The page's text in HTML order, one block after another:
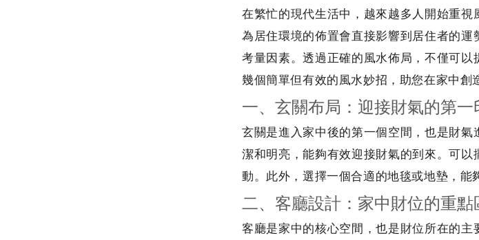
在繁忙的現代生活中，越來越多人開始重
為居住環境的佈置會直接影響到居住者的
考量因素。透過正確的風水佈局，不僅可
幾個簡單但有效的風水妙招，助您在家中創
一、玄關布局：迎接財氣的第一
玄關是進入家中後的第一個空間，也是財
潔和明亮，能夠有效迎接財氣的到來。可
動。此外，選擇一個合適的地毯或地墊，能
二、客廳設計：家中財位的重點
客廳是家中的核心空間，也是財位所在的